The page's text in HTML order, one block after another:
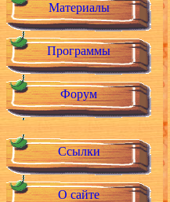
Материалы
Программы
Форум
Ссылки
О сайте